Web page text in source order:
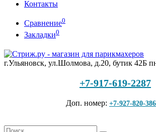
Контакты
Сравнение0
Закладки0
г.Ульяновск, ул.Шолмова, д.20, бутик 42Б
+7-917-619-2287
Доп. номер: +7-927-820-